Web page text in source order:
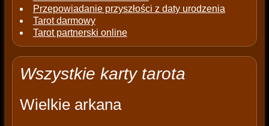
Przepowiadanie przyszłości z daty urodzenia
Tarot darmowy
Tarot partnerski online
Wszystkie karty tarota
Wielkie arkana